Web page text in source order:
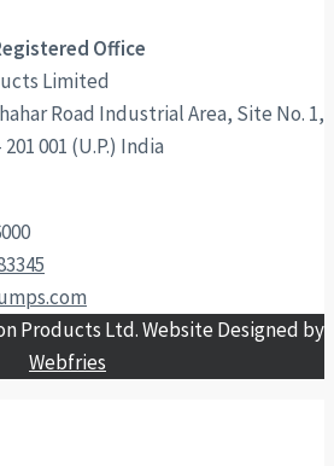
Office
Limited
Road Industrial Area, Site No. 1,
001 (U.P.) India
Products Ltd. Website Designed by
Webfries